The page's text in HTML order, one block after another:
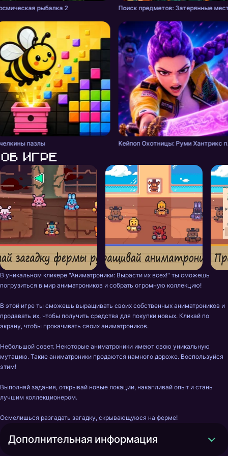
рыбалка 2 Поиск предметов: Затерянные
пазлы Кейпоп
Об игре
В уникальном кликере "Аниматроники: Вырасти их всех!" ты сможешь
погрузиться в мир аниматроников и собрать огромную коллекцию!
В этой игре ты сможешь выращивать своих собственных аниматроников и
продавать их, чтобы получить средства для покупки новых. Кликай по
экрану, чтобы прокачивать своих аниматроников.
Небольшой совет. Некоторые аниматроники имеют свою уникальную
мутацию. Такие аниматроники продаются намного дороже. Воспользуйся
этим!
Выполняй задания, открывай новые локации, накапливай опыт и стань
лучшим коллекционером.
Осмелишься разгадать загадку, скрывающуюся на ферме!
Дополнительная информация